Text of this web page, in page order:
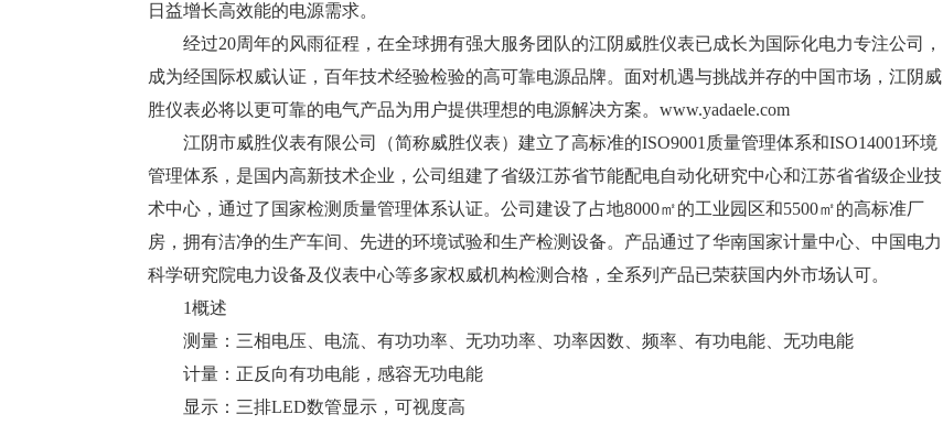
日益增长高效能的电源需求。
经过20周年的风雨征程，在全球拥有强大服务团队的江阴威胜仪表已成长为国际化电力专注公司，
成为经国际权威认证，百年技术经验检验的高可靠电源品牌。面对机遇与挑战并存的中国市场，江阴威
胜仪表必将以更可靠的电气产品为用户提供理想的电源解决方案。www.yadaele.com
江阴市威胜仪表有限公司（简称威胜仪表）建立了高标准的ISO9001质量管理体系和ISO14001环境
管理体系，是国内高新技术企业，公司组建了省级江苏省节能配电自动化研究中心和江苏省省级企业技
术中心，通过了国家检测质量管理体系认证。公司建设了占地8000㎡的工业园区和5500㎡的高标准厂
房，拥有洁净的生产车间、先进的环境试验和生产检测设备。产品通过了华南国家计量中心、中国电力
科学研究院电力设备及仪表中心等多家权威机构检测合格，全系列产品已荣获国内外市场认可。
1概述
测量：三相电压、电流、有功功率、无功功率、功率因数、频率、有功电能、无功电能
计量：正反向有功电能，感容无功电能
显示：三排LED数管显示，可视度高